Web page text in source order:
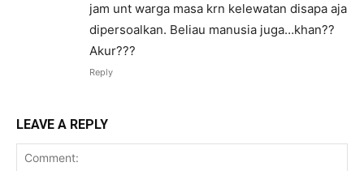
jam unt warga masa krn kelewatan disapa aja
dipersoalkan. Beliau manusia juga…khan??
Akur???
Reply
LEAVE A REPLY